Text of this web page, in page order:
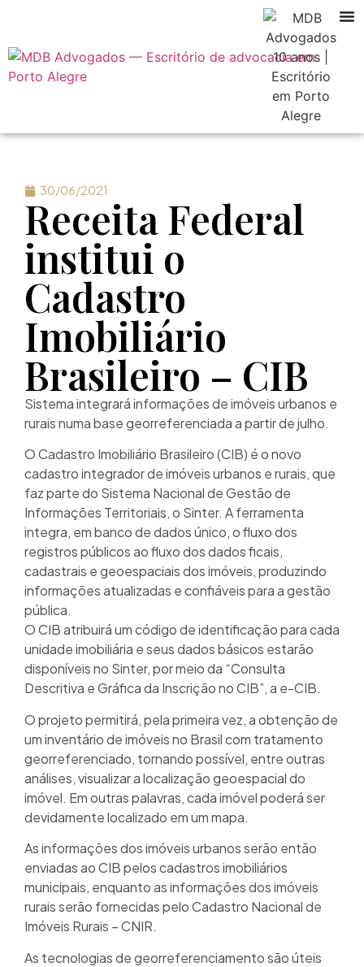
30/06/2021
Receita Federal
institui o
Cadastro
Imobiliário
Brasileiro – CIB
Sistema integrará informações de imóveis urbanos e
rurais numa base georreferenciada a partir de julho.
O Cadastro Imobiliário Brasileiro (CIB) é o novo
cadastro integrador de imóveis urbanos e rurais, que
faz parte do Sistema Nacional de Gestão de
Informações Territoriais, o Sinter. A ferramenta
integra, em banco de dados único, o fluxo dos
registros públicos ao fluxo dos dados ficais,
cadastrais e geoespaciais dos imóveis, produzindo
informações atualizadas e confiáveis para a gestão
pública.
O CIB atribuirá um código de identificação para cada
unidade imobiliária e seus dados básicos estarão
disponíveis no Sinter, por meio da “Consulta
Descritiva e Gráfica da Inscrição no CIB”, a e-CIB.
O projeto permitirá, pela primeira vez, a obtenção de
um inventário de imóveis no Brasil com tratamento
georreferenciado, tornando possível, entre outras
análises, visualizar a localização geoespacial do
imóvel. Em outras palavras, cada imóvel poderá ser
devidamente localizado em um mapa.
As informações dos imóveis urbanos serão então
enviadas ao CIB pelos cadastros imobiliários
municipais, enquanto as informações dos imóveis
rurais serão fornecidas pelo Cadastro Nacional de
Imóveis Rurais – CNIR.
As tecnologias de georreferenciamento são úteis